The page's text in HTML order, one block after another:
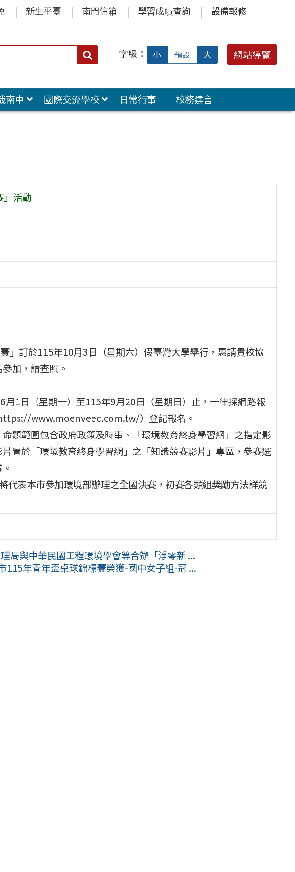
新生平臺 南門信箱 學習成績查詢 設備報修
搜
字級： 小 預設 大 網站導覽
南中 國際交流學校 日常行事
校務建言
」活動
」訂於115年10月3日（星期六）假臺灣大學舉行，惠請貴校協
加，請查照。
月1日（星期一）至115年9月20日（星期日）止，一律採網路報
www.moenveec.com.tw/）登記報名。
題範圍包含政府政策及時事、「環境教育終身學習網」之指定影
置於「環境教育終身學習網」之「知識競賽影片」專區，參賽選
代表本市參加環境部辦理之全國決賽，初賽各類組獎勵方法詳競
局與中華民國工程環境學會等合辦「淨零新 ...
115年青年盃桌球錦標賽榮獲-國中女子組-冠 ...